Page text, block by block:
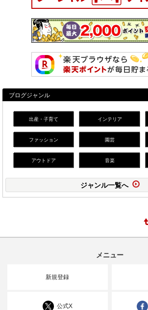
ブログジャンル
出産・子育て インテリア
ファッション 園芸
アウトドア 音楽
ジャンル一覧へ
メニュー
新規登録
公式X